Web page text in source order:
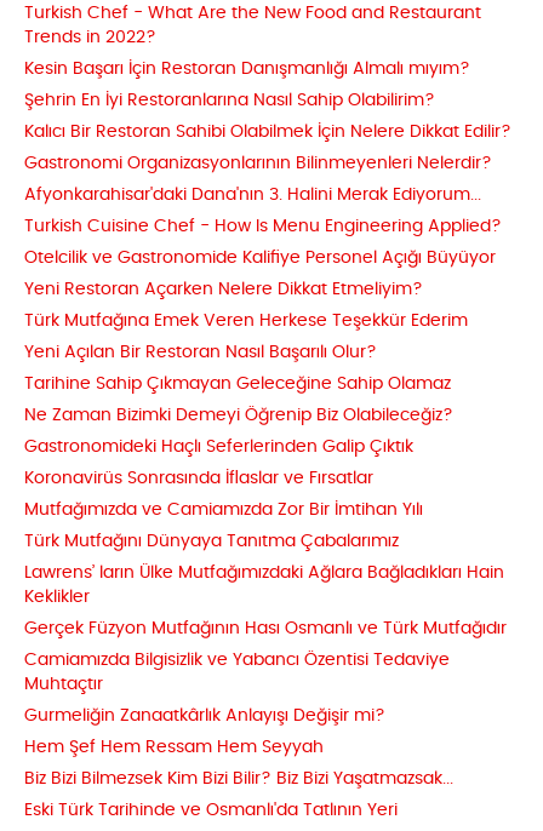
Turkish Chef - What Are the New Food and Restaurant
Trends in 2022?
Kesin Başarı İçin Restoran Danışmanlığı Almalı mıyım?
Şehrin En İyi Restoranlarına Nasıl Sahip Olabilirim?
Kalıcı Bir Restoran Sahibi Olabilmek İçin Nelere Dikkat Edilir?
Gastronomi Organizasyonlarının Bilinmeyenleri Nelerdir?
Afyonkarahisar'daki Dana'nın 3. Halini Merak Ediyorum...
Turkish Cuisine Chef - How Is Menu Engineering Applied?
Otelcilik ve Gastronomide Kalifiye Personel Açığı Büyüyor
Yeni Restoran Açarken Nelere Dikkat Etmeliyim?
Türk Mutfağına Emek Veren Herkese Teşekkür Ederim
Yeni Açılan Bir Restoran Nasıl Başarılı Olur?
Tarihine Sahip Çıkmayan Geleceğine Sahip Olamaz
Ne Zaman Bizimki Demeyi Öğrenip Biz Olabileceğiz?
Gastronomideki Haçlı Seferlerinden Galip Çıktık
Koronavirüs Sonrasında İflaslar ve Fırsatlar
Mutfağımızda ve Camiamızda Zor Bir İmtihan Yılı
Türk Mutfağını Dünyaya Tanıtma Çabalarımız
Lawrens’ ların Ülke Mutfağımızdaki Ağlara Bağladıkları Hain
Keklikler
Gerçek Füzyon Mutfağının Hası Osmanlı ve Türk Mutfağıdır
Camiamızda Bilgisizlik ve Yabancı Özentisi Tedaviye
Muhtaçtır
Gurmeliğin Zanaatkârlık Anlayışı Değişir mi?
Hem Şef Hem Ressam Hem Seyyah
Biz Bizi Bilmezsek Kim Bizi Bilir? Biz Bizi Yaşatmazsak...
Eski Türk Tarihinde ve Osmanlı'da Tatlının Yeri